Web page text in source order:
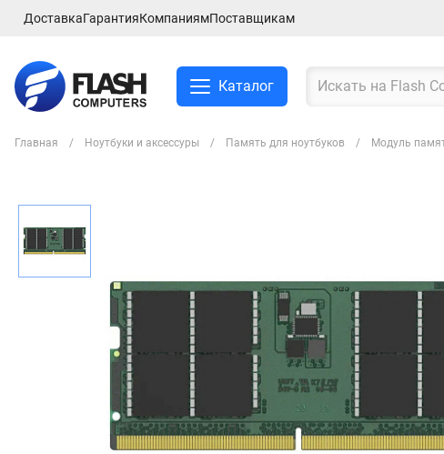
ДоставкаГарантияКомпаниямПоставщикам
Каталог
Главная Ноутбуки и аксессуры Память для ноутбуков Модуль
Ноутбуки и аксессуры
Компьютеры и
комплектующие
Сетевое оборудование
ТВ, Аудио и Видео
Бытовая техника